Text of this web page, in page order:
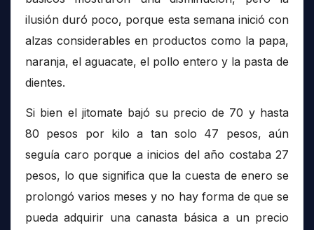
ilusión duró poco, porque esta semana inició con
alzas considerables en productos como la papa,
naranja, el aguacate, el pollo entero y la pasta de
dientes.
Si bien el jitomate bajó su precio de 70 y hasta
80 pesos por kilo a tan solo 47 pesos, aún
seguía caro porque a inicios del año costaba 27
pesos, lo que significa que la cuesta de enero se
prolongó varios meses y no hay forma de que se
pueda adquirir una canasta básica a un precio